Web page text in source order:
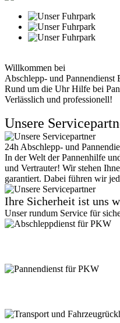
Willkommen bei
Abschlepp- und Pannendienst
Rund um die Uhr Hilfe bei
Verlässlich und professionell!
Unsere
24h Abschlepp- und
In der Welt der Pannenhilfe
und Vertrauter! Wir stehen
garantiert. Dabei führen wir
Ihre Sicherheit ist uns
Unser rundum Service für